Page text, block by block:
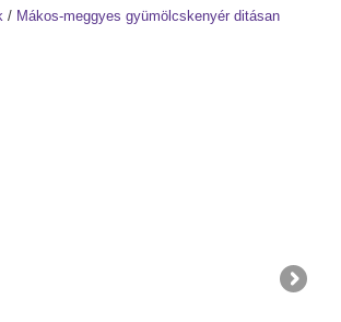
/ Mákos-meggyes gyümölcskenyér ditásan